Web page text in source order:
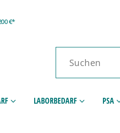
€*
LABORBEDARF PSA